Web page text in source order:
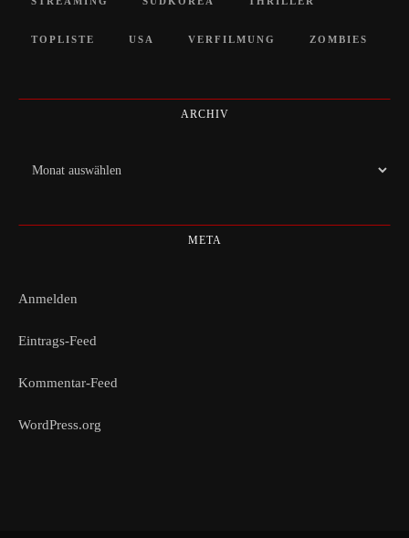
TOPLISTE USA VERFILMUNG ZOMBIES
ARCHIV
Archiv
META
Anmelden
Eintrags-Feed
Kommentar-Feed
WordPress.org